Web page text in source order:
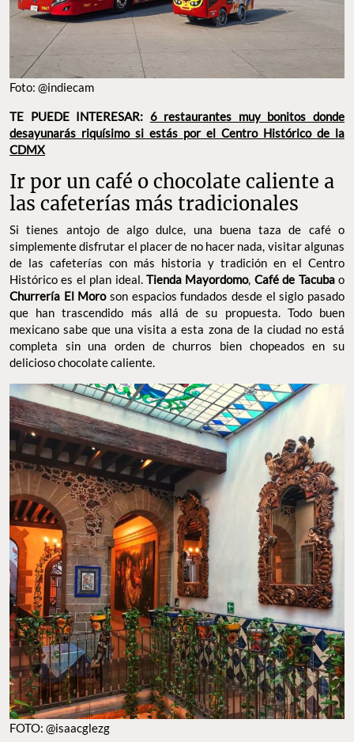
Foto: @indiecam
TE PUEDE INTERESAR: 6 restaurantes muy bonitos donde
desayunarás riquísimo si estás por el Centro Histórico de la
CDMX
Ir por un café o chocolate caliente a
las cafeterías más tradicionales
Si tienes antojo de algo dulce, una buena taza de café o
simplemente disfrutar el placer de no hacer nada, visitar algunas
de las cafeterías con más historia y tradición en el Centro
Histórico es el plan ideal. Tienda Mayordomo, Café de Tacubao
Churrería El Moroson espacios fundados desde el siglo pasado
que han trascendido más allá de su propuesta. Todo buen
mexicano sabe que una visita a esta zona de la ciudad no está
completa sin una orden de churros bien chopeados en su
delicioso chocolate caliente.
FOTO: @isaacglezg